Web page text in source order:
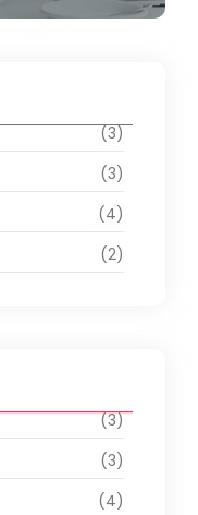
(3)
(3)
(4)
(2)
(3)
(3)
(4)